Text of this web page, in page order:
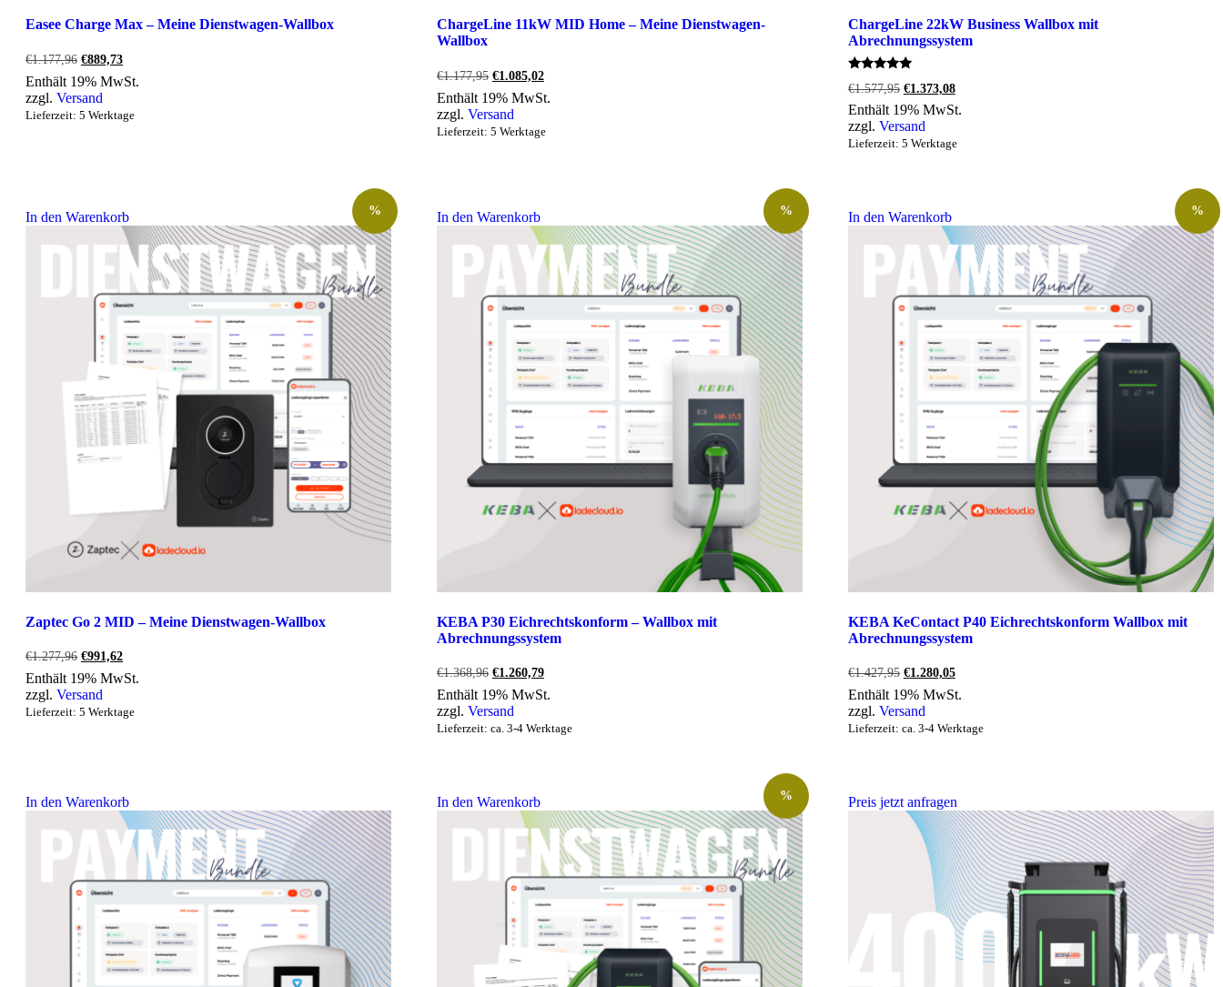
Easee Charge Max – Meine Dienstwagen-Wallbox
€1.177,96 Ursprünglicher
war:
€1.177,96
€889,73Aktueller
ist:
Enthält 19% MwSt.
zzgl. Versand
Lieferzeit: 5 Werktage
ChargeLine 11kW MID Home – Meine Dienstwagen-
Wallbox
€1.177,95 Ursprünglicher
war:
€1.177,95
€1.085,02Aktueller
ist:
Enthält 19% MwSt.
zzgl. Versand
Lieferzeit: 5 Werktage
ChargeLine 22kW Business Wallbox mit
Abrechnungssystem
mit
5.00
von 5
€1.577,95 Ursprünglicher
Preis
war:
€1.577,95
€1.373,08Aktueller
ist:
Enthält 19% MwSt.
zzgl. Versand
Lieferzeit: 5 Werktage
In den Warenkorb %
Zaptec Go 2 MID – Meine Dienstwagen-Wallbox
€1.277,96 Ursprünglicher
Preis
war:
€1.277,96
€991,62Aktueller
Preis
ist:
Enthält 19% MwSt.
zzgl. Versand
Lieferzeit: 5 Werktage
In den Warenkorb %
KEBA P30 Eichrechtskonform – Wallbox mit
Abrechnungssystem
€1.368,96 Ursprünglicher
Preis
war:
€1.368,96
€1.260,79Aktueller
ist:
Enthält 19% MwSt.
zzgl. Versand
Lieferzeit: ca. 3-4 Werktage
In den Warenkorb %
KEBA KeContact P40 Eichrechtskonform Wallbox mit
Abrechnungssystem
€1.427,95 Ursprünglicher
Preis
war:
€1.427,95
€1.280,05Aktueller
ist:
Enthält 19% MwSt.
zzgl. Versand
Lieferzeit: ca. 3-4 Werktage
In den Warenkorb In den Warenkorb % Preis jetzt anfragen